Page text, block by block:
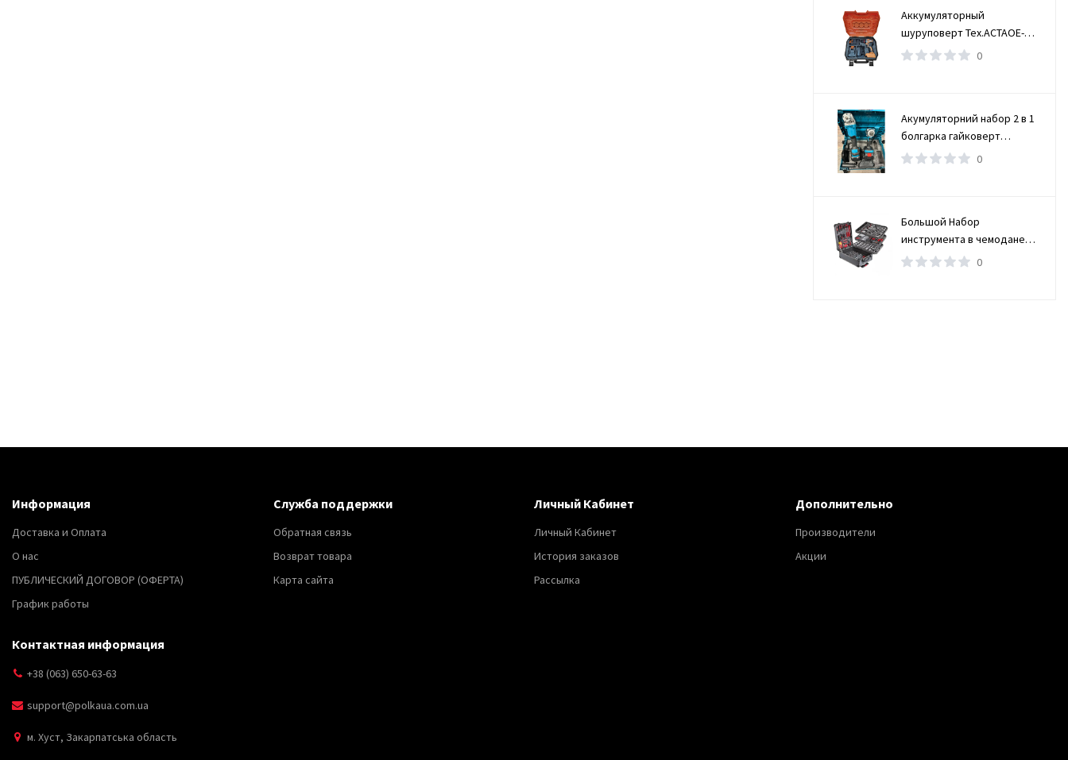
Аккумуляторный
шуруповерт Tex.ACTAOE-
CD34N
0
Акумуляторний набор 2 в 1
болгарка гайковерт
угловая (турбинка) 21V 4Ah
0
Большой Набор
инструмента в чемодане
Rainberg 2053314589
0
Информация
Доставка и Оплата
О нас
ПУБЛИЧЕСКИЙ ДОГОВОР (ОФЕРТА)
График работы
Служба поддержки
Обратная связь
Возврат товара
Карта сайта
Личный Кабинет
Личный Кабинет
История заказов
Рассылка
Дополнительно
Производители
Акции
Контактная информация
+38 (063) 650-63-63
support@polkaua.com.ua
м. Хуст, Закарпатська область